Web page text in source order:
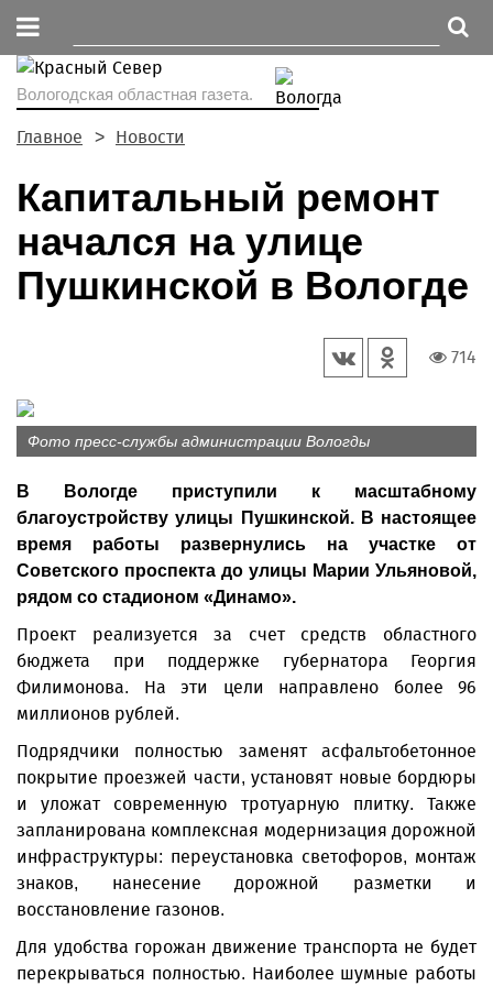
Вологодская областная газета.
Главное Новости
Капитальный ремонт
начался на улице
Пушкинской в Вологде
714
Фото пресс-службы администрации Вологды
В Вологде приступили к масштабному
благоустройству улицы Пушкинской. В настоящее
время работы развернулись на участке от
Советского проспекта до улицы Марии Ульяновой,
рядом со стадионом «Динамо».
Проект реализуется за счет средств областного
бюджета при поддержке губернатора Георгия
Филимонова. На эти цели направлено более 96
миллионов рублей.
Подрядчики полностью заменят асфальтобетонное
покрытие проезжей части, установят новые бордюры
и уложат современную тротуарную плитку. Также
запланирована комплексная модернизация дорожной
инфраструктуры: переустановка светофоров, монтаж
знаков, нанесение дорожной разметки и
восстановление газонов.
Для удобства горожан движение транспорта не будет
перекрываться полностью. Наиболее шумные работы